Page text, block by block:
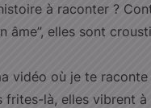
à raconter ?
âme”, elles sont
vidéo où je te
frites-là, elles vibrent